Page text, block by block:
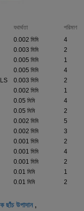
যথার্থতা
পরিমাণ
0.002 মিমি
4
0.003 মিমি
2
0.005 মিমি
1
0.005 মিমি
4
0.003 মিমি
2
0.002 মিমি
1
0.05 মিমি
4
0.05 মিমি
2
0.002 মিমি
5
0.002 মিমি
3
0.001 মিমি
2
0.001 মিমি
4
0.001 মিমি
2
0.01 মিমি
1
0.01 মিমি 2
ছাঁচ উপাদান,